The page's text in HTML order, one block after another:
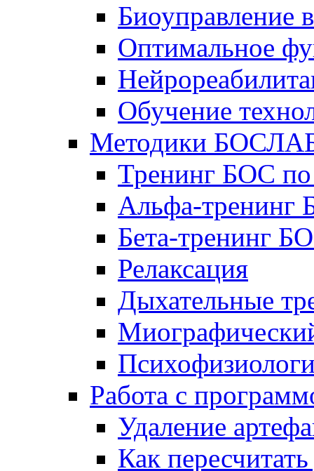
Биоуправление
Оптимальное
Обучение
Методики
Тренинг БОС по
Альфа-
Бета-тренинг
Релаксация
Дыхательные
Работа с
Удаление
Как